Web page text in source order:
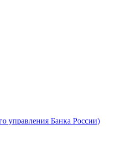
управления Банка России)